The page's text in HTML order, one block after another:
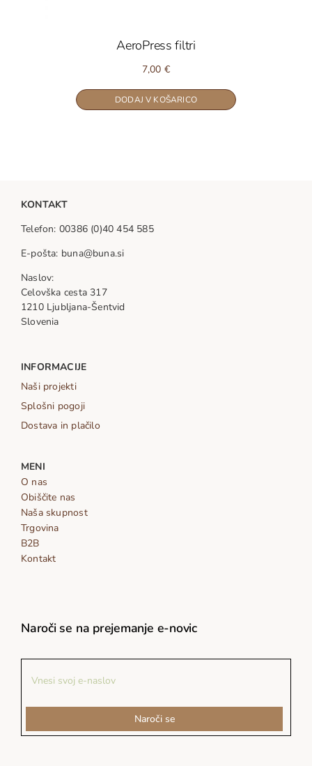
AeroPress filtri
7,00 €
DODAJ V KOŠARICO
KONTAKT
Telefon: 00386 (0)40 454 585
E-pošta: buna@buna.si
Naslov:
Celovška cesta 317
1210 Ljubljana-Šentvid
Slovenia
INFORMACIJE
Naši projekti
Splošni pogoji
Dostava in plačilo
MENI
O nas
Obiščite nas
Naša skupnost
Trgovina
B2B
Kontakt
Naroči se na prejemanje e-novic
Naroči se